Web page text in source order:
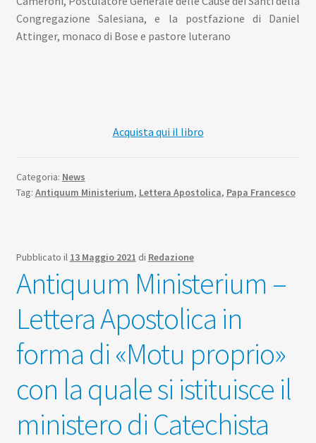
Congregazione Salesiana, e la postfazione di Daniel
Attinger, monaco di Bose e pastore luterano
Acquista qui il libro
Categoria: News
Tag: Antiquum Ministerium, Lettera Apostolica, Papa Francesco
Pubblicato il 13 Maggio 2021 di Redazione
Antiquum Ministerium –
Lettera Apostolica in
forma di «Motu proprio»
con la quale si istituisce il
ministero di Catechista